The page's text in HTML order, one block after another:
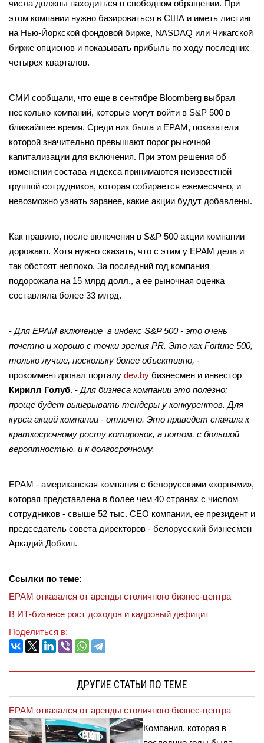
числа должны находиться в свободном обращении. При
этом компании нужно базироваться в США и иметь листинг
на Нью-Йоркской фондовой бирже, NASDAQ или Чикагской
бирже опционов и показывать прибыль по ходу последних
четырех кварталов.
СМИ сообщали, что еще в сентябре Bloomberg выбрал
несколько компаний, которые могут войти в S&P 500 в
ближайшее время. Среди них была и EPAM, показатели
которой значительно превышают порог рыночной
капитализации для включения. При этом решения об
изменении состава индекса принимаются неизвестной
группой сотрудников, которая собирается ежемесячно, и
невозможно узнать заранее, какие акции будут добавлены.
Как правило, после включения в S&P 500 акции компании
дорожают. Хотя нужно сказать, что с этим у EPAM дела и
так обстоят неплохо. За последний год компания
подорожала на 15 млрд долл., а ее рыночная оценка
составляла более 33 млрд.
-Для EPAM включение в индекс S&P 500 - это очень
почетно и хорошо с точки зрения PR. Это как Fortune 500,
только лучше, поскольку более объективно, -
прокомментировал порталу dev.by бизнесмен и инвестор
Кирилл Голуб. -Для бизнеса компании это полезно:
проще будет выигрывать тендеры у конкурентов. Для
курса акций компании - отлично. Это приведет сначала к
краткосрочному росту котировок, а потом, с большой
вероятностью, и к долгосрочному.
EPAM - американская компания с белорусскими «корнями»,
которая представлена в более чем 40 странах с числом
сотрудников - свыше 52 тыс. СEO компании, ее президент и
председатель совета директоров - белорусский бизнесмен
Аркадий Добкин.
Ссылки по теме:
EPAM отказался от аренды столичного бизнес-центра
В ИТ-бизнесе рост доходов и кадровый дефицит
Поделиться в:
ДРУГИЕ СТАТЬИ ПО ТЕМЕ
EPAM отказался от аренды столичного бизнес-центра
Компания, которая в